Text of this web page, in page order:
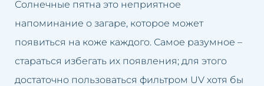
Долина слёз
Второй подбородок
Кривой нос
Лечение облысения
Лечение гипергидроза
Лечение розацеа
Солнечные пятна это неприятное
напоминание о загаре, которое может
появиться на коже каждого. Самое разумное –
стараться избегать их появления; для этого
достаточно пользоваться фильтром UV хотя бы